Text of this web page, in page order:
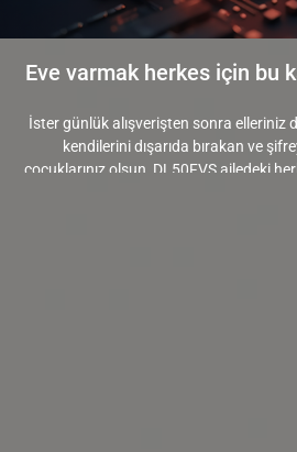
Eve varmak herkes için bu
İster günlük alışverişten sonra elleriniz
kendilerini dışarıda bırakan ve
çocuklarınız olsun, DL50FVS ailedeki